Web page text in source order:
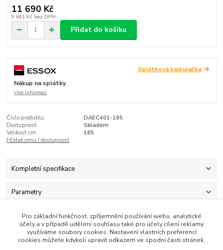
11 690 Kč
9 661 Kč bez DPH
Přidat do košíku
Splátková kalkulačka
Nákup na splátky
Více informací
Číslo produktu:
DAEC401-165
Dostupnost:
Skladem
Velikost cm:
165
Hlídat cenu / dostupnost
Kompletní specifikace
Parametry
Komentáře 0
Kompletní specifikace
Pro základní funkčnost, zpříjemnění používání webu, analytické
účely a v případě udělení souhlasu také pro účely cílení reklamy
využíváme soubory cookies. Nastavení vlastních preferencí
cookies můžete kdykoli upravit odkazem ve spodní části stránek.